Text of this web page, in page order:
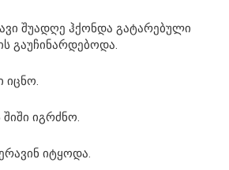
შუადღე ჰქონდა გატარებული
გაუჩინარდებოდა.
იცნო.
იგრძნო.
იტყოდა.